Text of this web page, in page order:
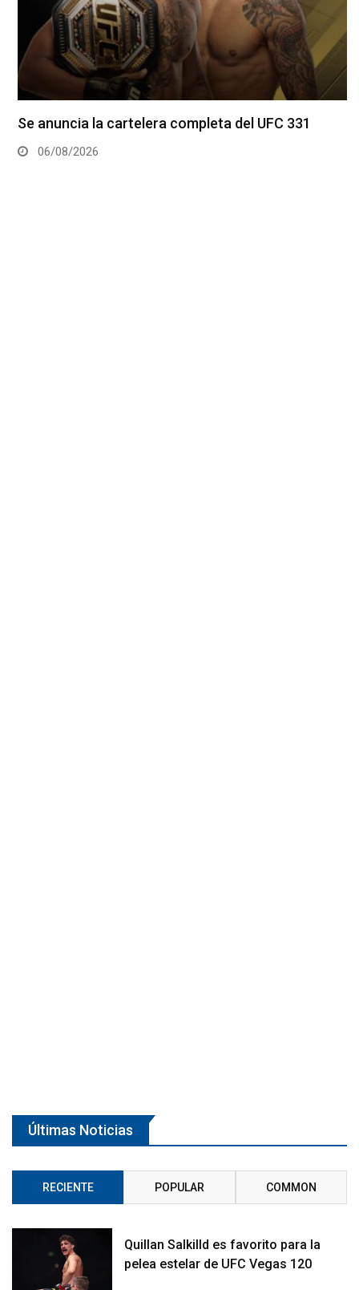
Se anuncia la cartelera completa del UFC 331
06/08/2026
Últimas Noticias
RECIENTE POPULAR COMMON
Quillan Salkilld es favorito para la
pelea estelar de UFC Vegas 120